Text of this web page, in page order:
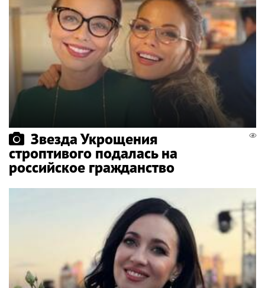
Звезда Укрощения
строптивого подалась на
российское гражданство